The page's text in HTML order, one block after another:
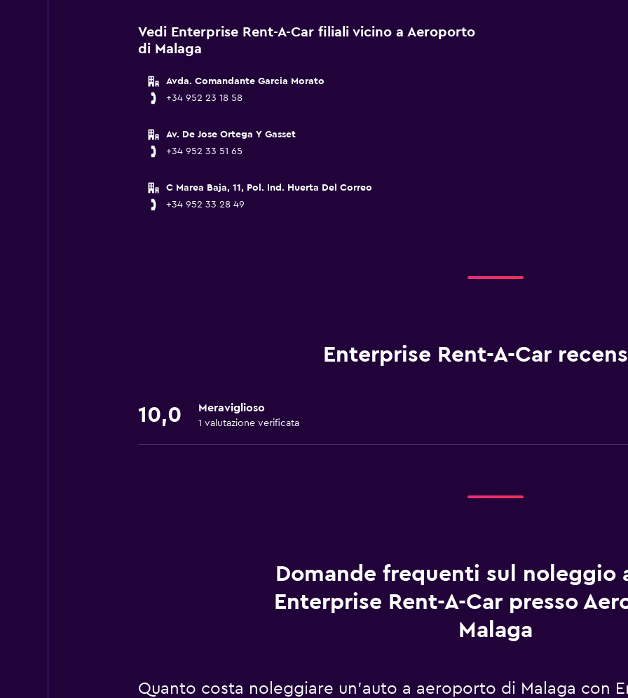
Vedi Enterprise Rent-A-Car filiali vicino a Aeroporto
di Malaga
Avda. Comandante Garcia Morato
+34 952 23 18 58
Av. De Jose Ortega Y Gasset
+34 952 33 51 65
C Marea Baja, 11, Pol. Ind. Huerta Del Correo
+34 952 33 28 49
Enterprise Rent-A-Car
10,0 Meraviglioso
1 valutazione verificata
Domande frequenti sul noleggio
Enterprise Rent-A-Car presso
Malaga
Quanto costa noleggiare un'auto a aeroporto di Malaga con